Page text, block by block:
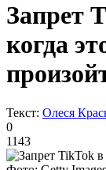
Запрет
когда
Текст: Олеся
0
1143